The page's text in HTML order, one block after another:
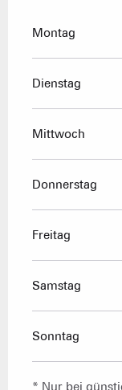
Montag
Dienstag
Mittwoch
Donnerstag
Freitag
Samstag
Sonntag
* Nur bei